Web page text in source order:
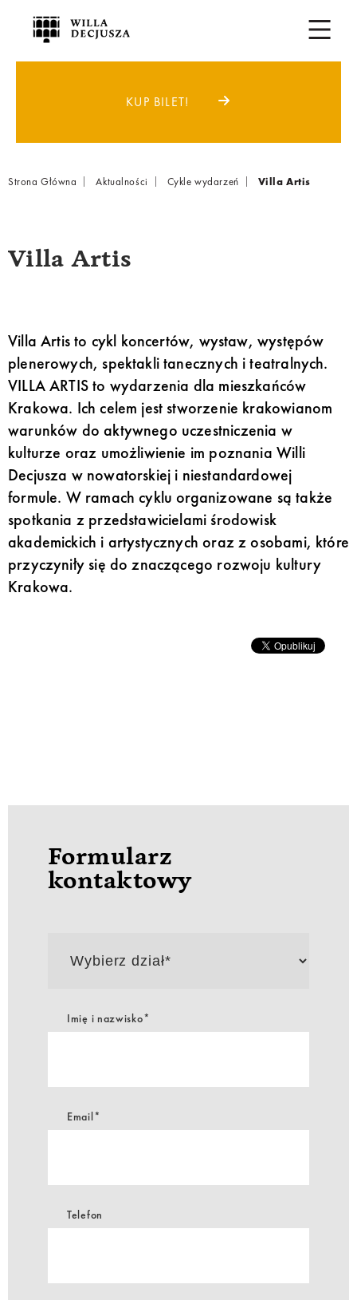
KUP BILET!
Breadcrumb
Strona Główna Aktualności Cykle wydarzeń Villa Artis
Villa Artis
Villa Artis to cykl koncertów, wystaw, występów
plenerowych, spektakli tanecznych i teatralnych.
VILLA ARTIS to wydarzenia dla mieszkańców
Krakowa. Ich celem jest stworzenie krakowianom
warunków do aktywnego uczestniczenia w
kulturze oraz umożliwienie im poznania Willi
Decjusza w nowatorskiej i niestandardowej
formule. W ramach cyklu organizowane są także
spotkania z przedstawicielami środowisk
akademickich i artystycznych oraz z osobami, które
przyczyniły się do znaczącego rozwoju kultury
Krakowa.
Formularz
kontaktowy
Imię i nazwisko*
Email*
Telefon